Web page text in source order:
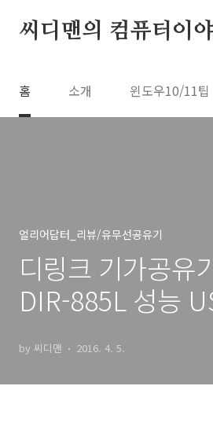
씨디맨의 컴퓨터이야
홈 소개 윈도우10/11팁
얼리어답터_리뷰/유무선공유기
디링크 기가공유
DIR-885L 성능
by 씨디맨 2016. 4. 5.